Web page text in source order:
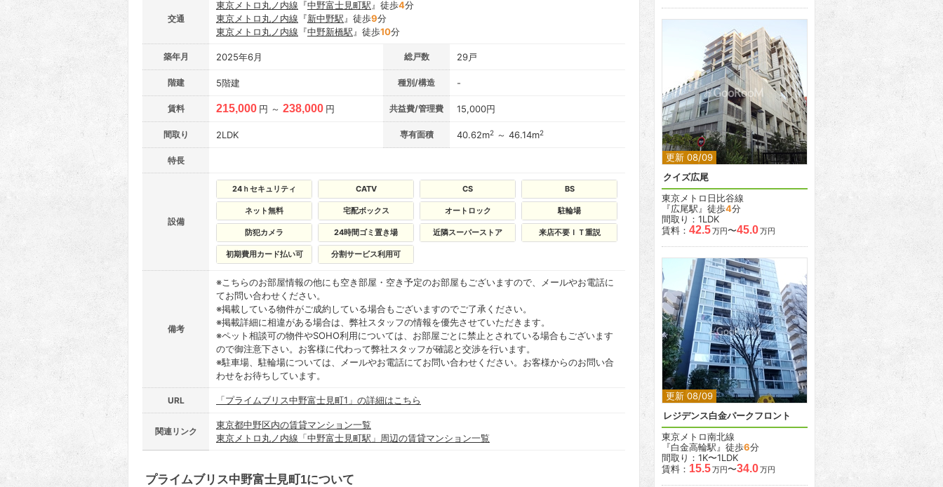
交通
東京メトロ丸ノ内線 『中野富士見町駅 』徒歩4分
東京メトロ丸ノ内線 『新中野駅 』徒歩9分
東京メトロ丸ノ内線 『中野新橋駅 』徒歩10分
築年月 2025年6月 総戸数 29戸
階建 5階建 種別/構造 -
賃料 215,000 円 ～ 238,000 円 共益費/管理費 15,000円
間取り 2LDK 専有面積 40.62m2 ～ 46.14m2
特長
設備
24ｈセキュリティ CATV CS BS
ネット無料 宅配ボックス オートロック 駐輪場
防犯カメラ 24時間ゴミ置き場 近隣スーパーストア 来店不要ＩＴ重説
初期費用カード払い可 分割サービス利用可
備考
※こちらのお部屋情報の他にも空き部屋・空き予定のお部屋もございますので、メールやお電話に
てお問い合わせください。
※掲載している物件がご成約している場合もございますのでご了承ください。
※掲載詳細に相違がある場合は、弊社スタッフの情報を優先させていただきます。
※ペット相談可の物件やSOHO利用については、お部屋ごとに禁止とされている場合もございます
ので御注意下さい。お客様に代わって弊社スタッフが確認と交渉を行います。
※駐車場、駐輪場については、メールやお電話にてお問い合わせください。お客様からのお問い合
わせをお待ちしています。
URL 「プライムブリス中野富士見町1」の詳細はこちら
関連リンク
東京都中野区内の賃貸マンション一覧
東京メトロ丸ノ内線「中野富士見町駅」周辺の賃貸マンション一覧
プライムブリス中野富士見町1について
更新 08/09
2
クイズ広尾
東京メトロ日比谷線
『広尾駅』徒歩4分
間取り：1LDK
賃料： 42.5万円〜45.0万円
更新 08/09
2 2
レジデンス白金パークフロント
東京メトロ南北線
『白金高輪駅』徒歩6分
間取り：1K〜1LDK
賃料： 15.5万円〜34.0万円